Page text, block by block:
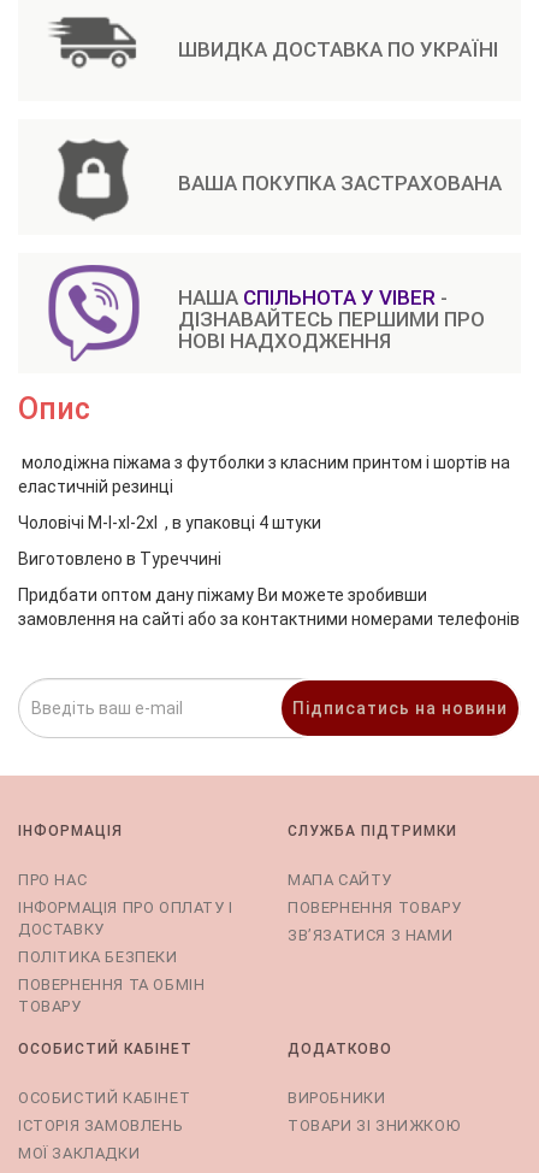
ШВИДКА ДОСТАВКА ПО УКРАЇНІ
ВАША ПОКУПКА ЗАСТРАХОВАНА
НАША СПІЛЬНОТА У VIBER -
ДІЗНАВАЙТЕСЬ ПЕРШИМИ ПРО
НОВІ НАДХОДЖЕННЯ
Опис
молодіжна піжама з футболки з класним принтом і шортів на
еластичній резинці
Чоловічі M-l-xl-2xl , в упаковці 4 штуки
Виготовлено в Туреччині
Придбати оптом дану піжаму Ви можете зробивши
замовлення на сайті або за контактними номерами телефонів
Підписатись на новини
ІНФОРМАЦІЯ
ПРО НАС
ІНФОРМАЦІЯ ПРО ОПЛАТУ І
ДОСТАВКУ
ПОЛІТИКА БЕЗПЕКИ
ПОВЕРНЕННЯ ТА ОБМІН
ТОВАРУ
СЛУЖБА ПІДТРИМКИ
МАПА САЙТУ
ПОВЕРНЕННЯ ТОВАРУ
ЗВ’ЯЗАТИСЯ З НАМИ
ОСОБИСТИЙ КАБІНЕТ
ОСОБИСТИЙ КАБІНЕТ
ІСТОРІЯ ЗАМОВЛЕНЬ
МОЇ ЗАКЛАДКИ
ДОДАТКОВО
ВИРОБНИКИ
ТОВАРИ ЗІ ЗНИЖКОЮ